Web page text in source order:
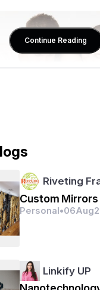
चीज की कमी नहीं होने देते
माता पिता अपने बच्चों की
, ट्यूशनफी , होटल
है तब , उनका ही फर्ज
Continue Reading
Riveting
Custom Mirrors
Personal•06Aug
Linkify UP